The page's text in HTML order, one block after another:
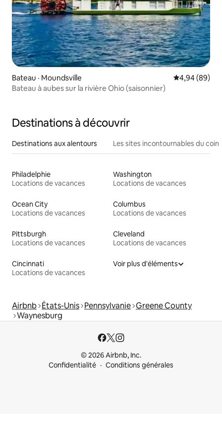
Bateau · Moundsville Note
4,94 (89)
Bateau à aubes sur la rivière Ohio (saisonnier)
Destinations à découvrir
Destinations aux alentours Les sites incontournables du coin
Philadelphie
Locations de vacances
Washington
Locations de vacances
Ocean City
Locations de vacances
Columbus
Locations de vacances
Pittsburgh
Locations de vacances
Cleveland
Locations de vacances
Cincinnati
Locations de vacances
Voir plus d'éléments
Airbnb États-Unis Pennsylvanie Greene County
Waynesburg
© 2026 Airbnb, Inc.
Confidentialité
Conditions générales